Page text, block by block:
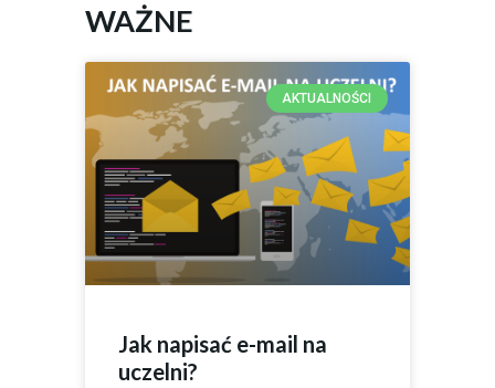
WAŻNE
AKTUALNOŚCI
Jak napisać e-mail na
uczelni?